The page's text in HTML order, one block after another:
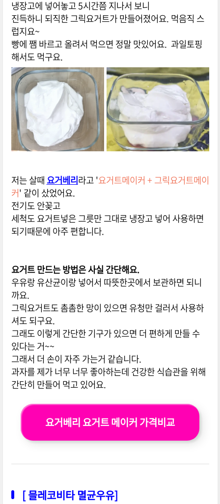
냉장고에 넣어놓고 5시간쯤 지나서 보니
진득하니 되직한 그릭요거트가 만들어졌어요. 먹음직 스
럽지요~
빵에 쨈 바르고 올려서 먹으면 정말 맛있어요. 과일토핑
해서도 먹구요.
저는 살때 요거베리라고 '요거트메이커 + 그릭요거트메이
커' 같이 샀었어요.
전기도 안꽂고
세척도 요거트넣은 그릇만 그대로 냉장고 넣어 사용하면
되기때문에 아주 편합니다.
요거트 만드는 방법은 사실 간단해요.
우유랑 유산균이랑 넣어서 따뜻한곳에서 보관하면 되니
까요.
그릭요거트도 촘촘한 망이 있으면 유청만 걸러서 사용하
셔도 되구요.
그래도 이렇게 간단한 기구가 있으면 더 편하게 만들 수
있다는 거~~
그래서 더 손이 자주 가는거 같습니다.
과자를 제가 너무 너무 좋아하는데 건강한 식습관을 위해
간단히 만들어 먹고 있어요.
요거베리 요거트 메이커 가격비교
[ 믈레코비타 멸균우유]